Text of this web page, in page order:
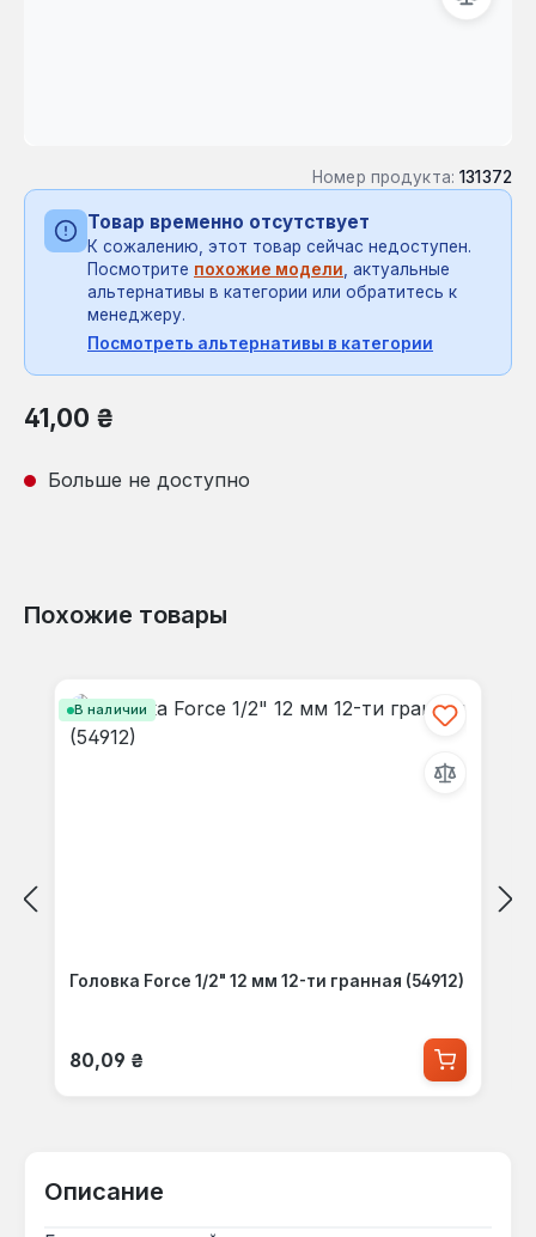
Номер продукта: 131372
Товар временно отсутствует
К сожалению, этот товар сейчас недоступен.
Посмотрите похожие модели, актуальные
альтернативы в категории или обратитесь к
менеджеру.
Посмотреть альтернативы в категории
Обычная цена:
41,00 ₴
Больше не доступно
Похожие товары
В наличии
Головка Force 1/2" 12 мм 12-ти гранная (54912)
Обычная цена:
80,09 ₴
Описание